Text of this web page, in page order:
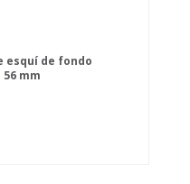
esquí de fondo
mm